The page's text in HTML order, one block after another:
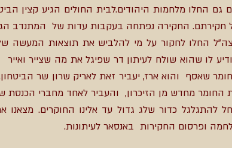
גם החלו מלחמות היהודים.לבית החולים הגיע קצין
חקירתם. החקירה נפתחה בעקבות עדות של המתנדב
החלו לחקור על מי להלביש את תוצאות המעשה
לו שהוא שולח לעיתון דר שפיגל את מה שצייר
שאסף והוא ארז, יעביר זאת לאריק שרון שר
החומר מחדש מן הזיכרון, והעביר לאחד מחברי הכנסת
ופרסום החקירות באנסאר לעיתונות.